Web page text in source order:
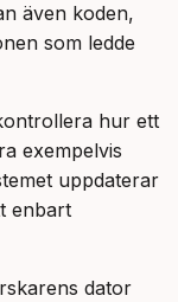
även koden,
som ledde
hur ett
exempelvis
uppdaterar
enbart
dator